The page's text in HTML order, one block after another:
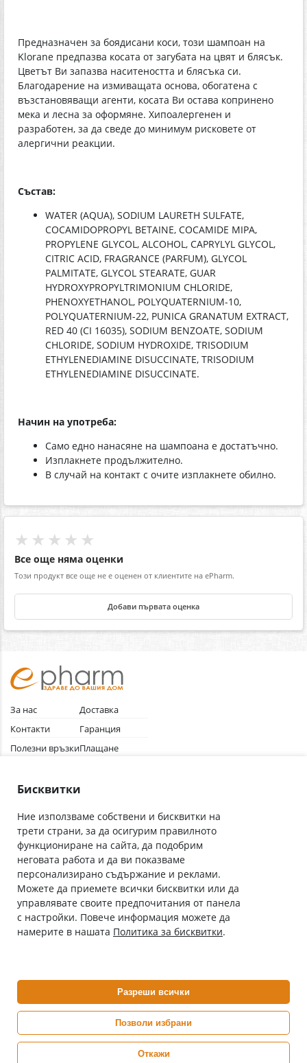
Предназначен за боядисани коси, този шампоан на
Klorane предпазва косата от загубата на цвят и блясък.
Цветът Ви запазва наситеността и блясъка си.
Благодарение на измиващата основа, обогатена с
възстановяващи агенти, косата Ви остава копринено
мека и лесна за оформяне. Хипоалергенен и
разработен, за да сведе до минимум рисковете от
алергични реакции.
Състав:
WATER (AQUA), SODIUM LAURETH SULFATE,
COCAMIDOPROPYL BETAINE, COCAMIDE MIPA,
PROPYLENE GLYCOL, ALCOHOL, CAPRYLYL GLYCOL,
CITRIC ACID, FRAGRANCE (PARFUM), GLYCOL
PALMITATE, GLYCOL STEARATE, GUAR
HYDROXYPROPYLTRIMONIUM CHLORIDE,
PHENOXYETHANOL, POLYQUATERNIUM-10,
POLYQUATERNIUM-22, PUNICA GRANATUM EXTRACT,
RED 40 (CI 16035), SODIUM BENZOATE, SODIUM
CHLORIDE, SODIUM HYDROXIDE, TRISODIUM
ETHYLENEDIAMINE DISUCCINATE, TRISODIUM
ETHYLENEDIAMINE DISUCCINATE.
Начин на употреба:
Само едно нанасяне на шампоана е достатъчно.
Изплакнете продължително.
В случай на контакт с очите изплакнете обилно.
★★★★★
Все още няма оценки
Този продукт все още не е оценен от клиентите на ePharm.
Добави първата оценка
За нас
Контакти
Полезни връзки
Общи условия
Доставка
Гаранция
Плащане
Абонирай се за нашия бюлетин
С абонамента се съгласявам сПолитиката за лични данни.
Онлайн аптека, част от аптеки „Ванчева“
ePharm е лицензирана онлайн аптека от
Изпълнителна Агенция по Лекарствата
0882 444 666
Бисквитки
Ние използваме собствени и бисквитки на
трети страни, за да осигурим правилното
функциониране на сайта, да подобрим
неговата работа и да ви показваме
персонализирано съдържание и реклами.
Можете да приемете всички бисквитки или да
управлявате своите предпочитания от панела
с настройки. Повече информация можете да
намерите в нашата Политика за бисквитки.
Разреши всички
Позволи избрани
Откажи